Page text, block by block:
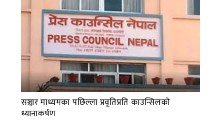
सञ्चार माध्यमका पछिल्ला प्रवृतिप्रति काउन्सिलको
ध्यानाकर्षण